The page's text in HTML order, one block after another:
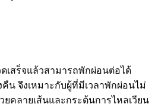
เสร็จแล้วสามารถพักผ่อนต่อได้
น จึงเหมาะกับผู้ที่มีเวลาพักผ่อนไม่
ยคลายเส้นและกระตุ้นการไหลเวียน